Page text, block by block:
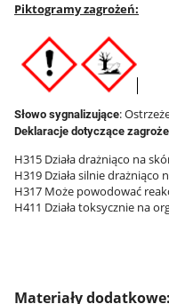
Piktogramy zagrożeń:
Słowo sygnalizujące:
Deklaracje dotyczące
H315 Działa drażniąco na
H319 Działa silnie drażniąco
H317 Może powodować
H411 Działa toksycznie na
Materiały dodatkowe: